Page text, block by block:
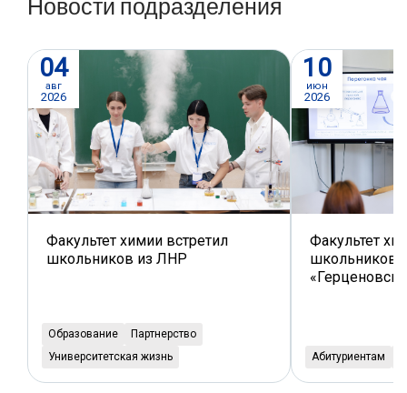
Новости подразделения
04
авг
2026
Факультет химии встретил
школьников из ЛНР
Образование
Партнерство
Университетская жизнь
10
июн
2026
Факультет
школьников
Абитуриентам